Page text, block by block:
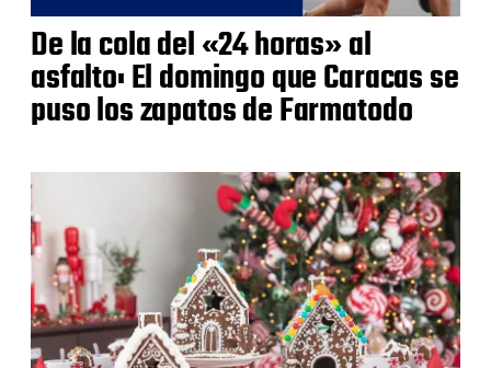
De la cola del «24 horas» al
asfalto: El domingo que Caracas se
puso los zapatos de Farmatodo